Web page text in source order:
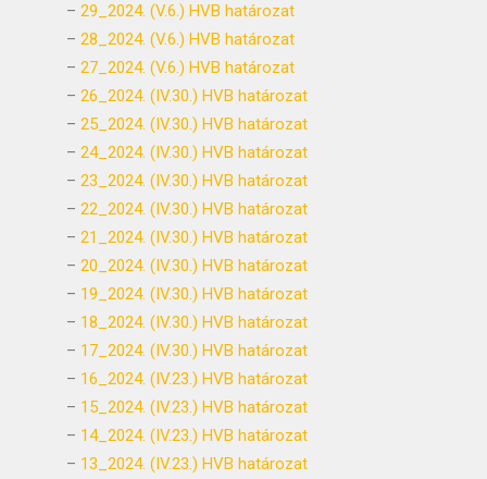
– 29_2024. (V.6.) HVB határozat
– 28_2024. (V.6.) HVB határozat
– 27_2024. (V.6.) HVB határozat
– 26_2024. (IV.30.) HVB határozat
– 25_2024. (IV.30.) HVB határozat
– 24_2024. (IV.30.) HVB határozat
– 23_2024. (IV.30.) HVB határozat
– 22_2024. (IV.30.) HVB határozat
– 21_2024. (IV.30.) HVB határozat
– 20_2024. (IV.30.) HVB határozat
– 19_2024. (IV.30.) HVB határozat
– 18_2024. (IV.30.) HVB határozat
– 17_2024. (IV.30.) HVB határozat
– 16_2024. (IV.23.) HVB határozat
– 15_2024. (IV.23.) HVB határozat
– 14_2024. (IV.23.) HVB határozat
– 13_2024. (IV.23.) HVB határozat